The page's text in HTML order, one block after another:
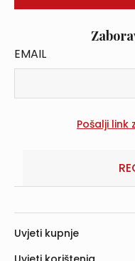
EMAIL
Uvjeti kupnje